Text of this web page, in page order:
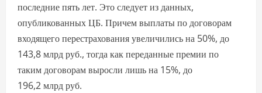
последние пять лет. Это следует из данных,
опубликованных ЦБ. Причем выплаты по договорам
входящего перестрахования увеличились на 50%, до
143,8 млрд руб., тогда как переданные премии по
таким договорам выросли лишь на 15%, до
196,2 млрд руб.